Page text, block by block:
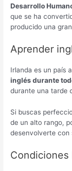
Desarrollo
que se ha
producido una
Aprender
Irlanda es un país
inglés durante
durante una tarde
Si buscas
de un alto rango,
desenvolverte con
Condiciones